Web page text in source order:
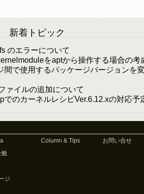
新着トピック
のエラーについて
をaptから操作する場合の考
間で使用するパッケージバージョンを
ァイルの追加について
でのカーネルレシピVer.6.12.xの対応予
Column & Tips お問い合せ
般
ジ